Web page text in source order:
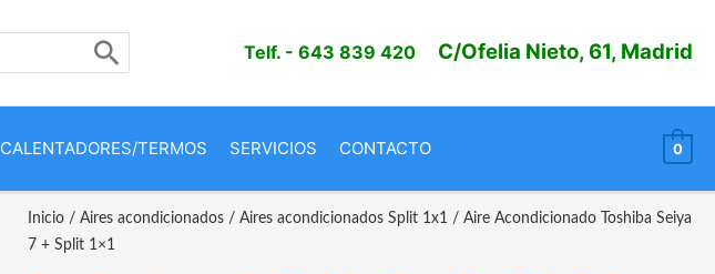
Telf. - 643 839 420 C/Ofelia Nieto, 61, Madrid
CALENTADORES/TERMOS SERVICIOS CONTACTO 0
Inicio /Aires acondicionados /Aires acondicionados Split 1x1 / Aire Acondicionado Toshiba Seiya
7 + Split 1×1